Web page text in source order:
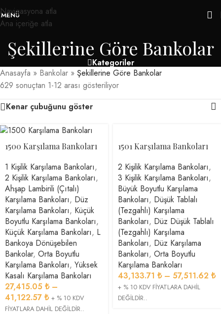
Navigasyona atla
Ana içeriğe atla
MENÜ
Şekillerine Göre Bankolar
Kategoriler
Anasayfa » Bankolar » Şekillerine Göre Bankolar
629 sonuçtan 1-12 arası gösteriliyor
Kenar çubuğunu göster
1500 Karşılama Bankoları
1 Kişilik Karşılama Bankoları,
2 Kişilik Karşılama Bankoları,
Ahşap Lambirili (Çıtalı)
Karşılama Bankoları, Düz
Karşılama Bankoları, Küçük
Boyutlu Karşılama Bankoları,
Küçük Karşılama Bankoları, L
Bankoya Dönüşebilen
Bankolar, Orta Boyutlu
Karşılama Bankoları, Yüksek
Kasalı Karşılama Bankoları
27,415.05 ₺ –
41,122.57 ₺ + % 10 KDV
FİYATLARA DAHİL DEĞİLDİR..
1501 Karşılama Bankoları
2 Kişilik Karşılama Bankoları,
3 Kişilik Karşılama Bankoları,
Büyük Boyutlu Karşılama
Bankoları, Düşük Tablalı
(Tezgahlı) Karşılama
Bankoları, Düz Düşük Tablalı
(Tezgahlı) Karşılama
Bankoları, Düz Karşılama
Bankoları, Orta Boyutlu
Karşılama Bankoları
43,133.71 ₺ – 57,511.62 ₺
+ % 10 KDV FİYATLARA DAHİL
DEĞİLDİR..